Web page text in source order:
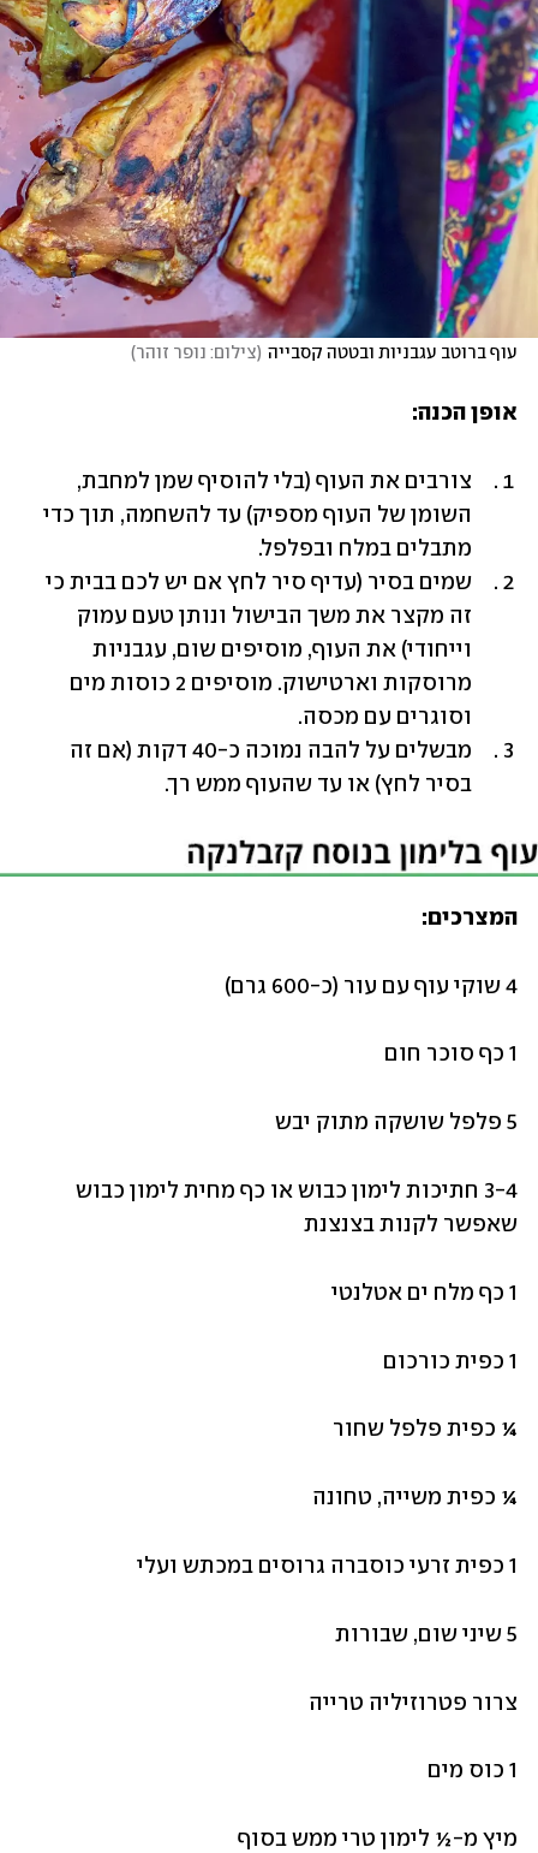
עוף ברוטב עגבניות ובטטה קסבייה (צילום: נופר זוהר)
אופן הכנה:
השומן של העוף מספיק) עד להשחמה, תוך כדי
מתבלים במלח ובפלפל.
שמים בסיר (עדיף סיר לחץ אם יש לכם בבית כי
וייחודי) את העוף, מוסיפים שום, עגבניות
וסוגרים עם מכסה.
בסיר לחץ) או עד שהעוף ממש רך.
המצרכים:
4 שוקי עוף עם עור (כ-600 גרם)
1 כף סוכר חום
5 פלפל שושקה מתוק יבש
שאפשר לקנות בצנצנת
1 כף מלח ים אטלנטי
1 כפית כורכום
¼ כפית פלפל שחור
¼ כפית משייה, טחונה
1 כפית זרעי כוסברה גרוסים במכתש ועלי
5 שיני שום, שבורות
צרור פטרוזיליה טרייה
1 כוס מים
מיץ מ-½ לימון טרי ממש בסוף